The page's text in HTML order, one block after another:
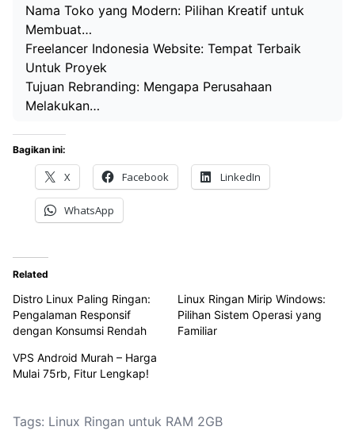
Nama Toko yang Modern: Pilihan Kreatif untuk
Membuat…
Freelancer Indonesia Website: Tempat Terbaik
Untuk Proyek
Tujuan Rebranding: Mengapa Perusahaan
Melakukan…
Bagikan ini:
X Facebook LinkedIn
WhatsApp
Related
Distro Linux Paling Ringan:
Pengalaman Responsif
dengan Konsumsi Rendah
Linux Ringan Mirip Windows:
Pilihan Sistem Operasi yang
Familiar
VPS Android Murah – Harga
Mulai 75rb, Fitur Lengkap!
Tags: Linux Ringan untuk RAM 2GB